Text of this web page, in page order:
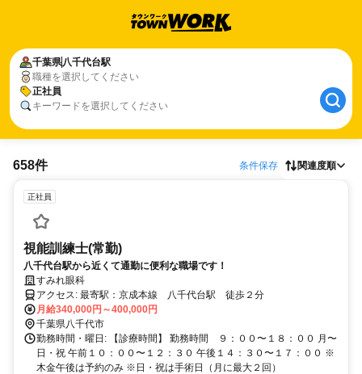
千葉県八千代台駅
職種を選択してください
正社員
キーワードを選択してください
658件 条件保存 関連度順
正社員
視能訓練士(常勤)
八千代台駅から近くて通勤に便利な職場です！
すみれ眼科
アクセス: 最寄駅：京成本線 八千代台駅 徒歩２分
月給340,000円～400,000円
千葉県八千代市
勤務時間・曜日: 【診療時間】 勤務時間 ９：００〜１８：００ 月〜
日・祝 午前１０：００〜１２：３０ 午後１４：３０〜１７：００ ※
木金午後は予約のみ ※日・祝は手術日（月に最大２回）